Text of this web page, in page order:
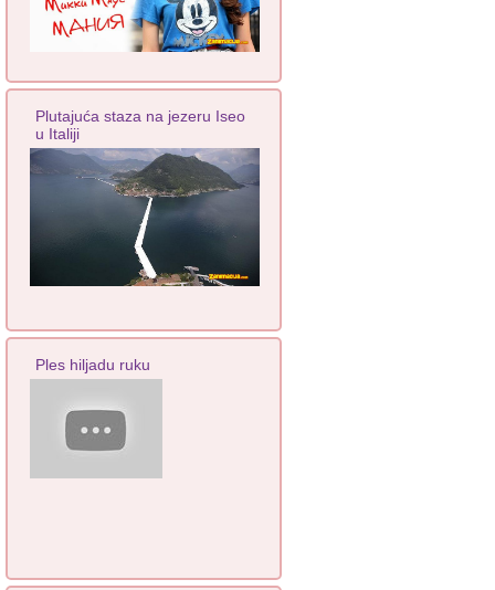
Plutajuća staza na jezeru Iseo
u Italiji
Ples hiljadu ruku